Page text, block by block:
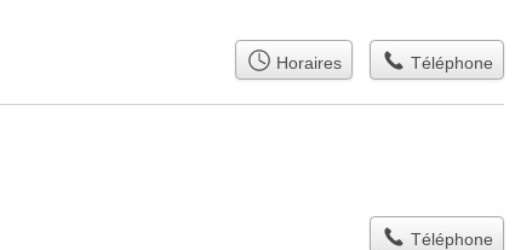
Horaires Téléphone
Téléphone